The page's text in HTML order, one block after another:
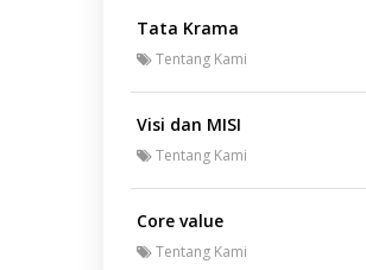
Tata Krama
Tentang Kami
Visi dan MISI
Tentang Kami
Core value
Tentang Kami